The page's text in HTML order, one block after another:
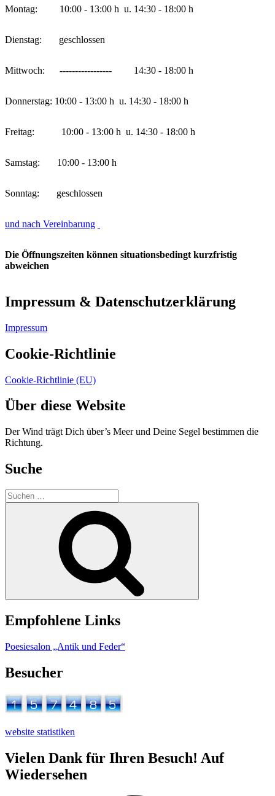
Montag: 10:00 - 13:00 h u. 14:30 - 18:00 h
Dienstag: geschlossen
Mittwoch: ----------------- 14:30 - 18:00 h
Donnerstag: 10:00 - 13:00 h u. 14:30 - 18:00 h
Freitag: 10:00 - 13:00 h u. 14:30 - 18:00 h
Samstag: 10:00 - 13:00 h
Sonntag: geschlossen
und nach Vereinbarung
Die Öffnungszeiten können situationsbedingt kurzfristig
abweichen
Impressum & Datenschutzerklärung
Impressum
Cookie-Richtlinie
Cookie-Richtlinie (EU)
Über diese Website
Der Wind trägt Dich über’s Meer und Deine Segel bestimmen die
Richtung.
Suche
Suchen
nach:
Empfohlene Links
Poesiesalon „Antik und Feder“
Besucher
website statistiken
Vielen Dank für Ihren Besuch! Auf
Wiedersehen